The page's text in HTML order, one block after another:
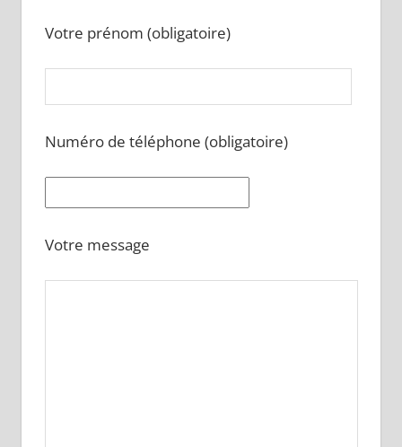
Votre prénom (obligatoire)
Numéro de téléphone (obligatoire)
Votre message